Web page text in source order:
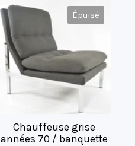
Épuisé
Chauffeuse grise
années 70 / banquette